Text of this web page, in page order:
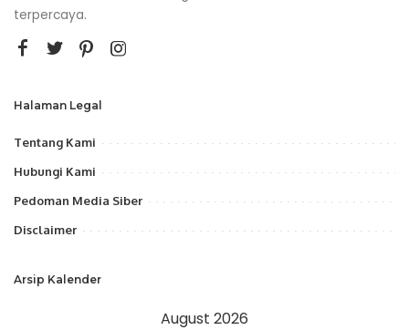
terpercaya.
Halaman Legal
Tentang Kami
Hubungi Kami
Pedoman Media Siber
Disclaimer
Arsip Kalender
August 2026